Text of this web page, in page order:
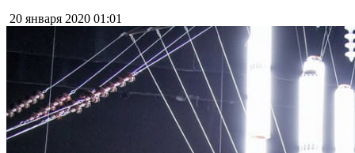
20 января 2020 01:01